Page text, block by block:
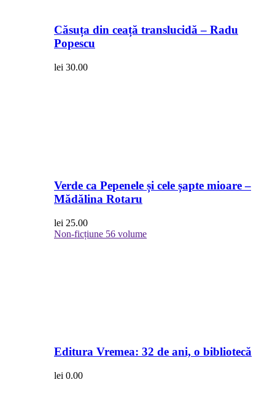
Căsuța din ceață translucidă – Radu
Popescu
lei 30.00
Verde ca Pepenele și cele șapte mioare –
Mădălina Rotaru
lei 25.00
Non-ficțiune 56 volume
Editura Vremea: 32 de ani, o bibliotecă
lei 0.00